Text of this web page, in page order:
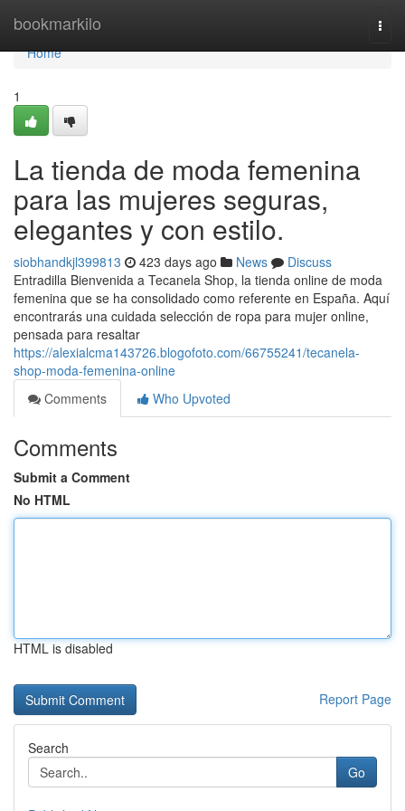
bookmarkilo
Home
Home
1
La tienda de moda femenina
para las mujeres seguras,
elegantes y con estilo.
siobhandkjl399813 423 days ago News
Discuss
Entradilla Bienvenida a Tecanela Shop, la tienda online de moda
femenina que se ha consolidado como referente en España. Aquí
encontrarás una cuidada selección de ropa para mujer online,
pensada para resaltar
https://alexialcma143726.blogofoto.com/66755241/tecanela-
shop-moda-femenina-online
Comments
Who Upvoted
Comments
Submit a Comment
No HTML
HTML is disabled
Report Page
Search
Go